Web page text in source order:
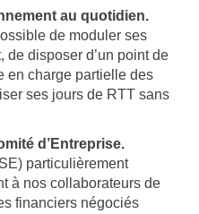
au quotidien.
de moduler ses
de disposer d’un point de
en charge partielle des
ses jours de RTT sans
d’Entreprise.
particulièrement
à nos collaborateurs de
financiers négociés